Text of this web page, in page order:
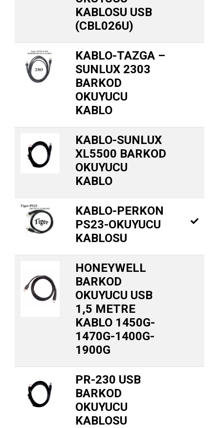
KABLOSU USB
(CBL026U)
KABLO-TAZGA –
SUNLUX 2303
BARKOD
OKUYUCU
KABLO
KABLO-SUNLUX
XL5500 BARKOD
OKUYUCU
KABLO
KABLO-PERKON
PS23-OKUYUCU
KABLOSU
HONEYWELL
BARKOD
OKUYUCU USB
1,5 METRE
KABLO 1450G-
1470G-1400G-
1900G
PR-230 USB
BARKOD
OKUYUCU
KABLOSU